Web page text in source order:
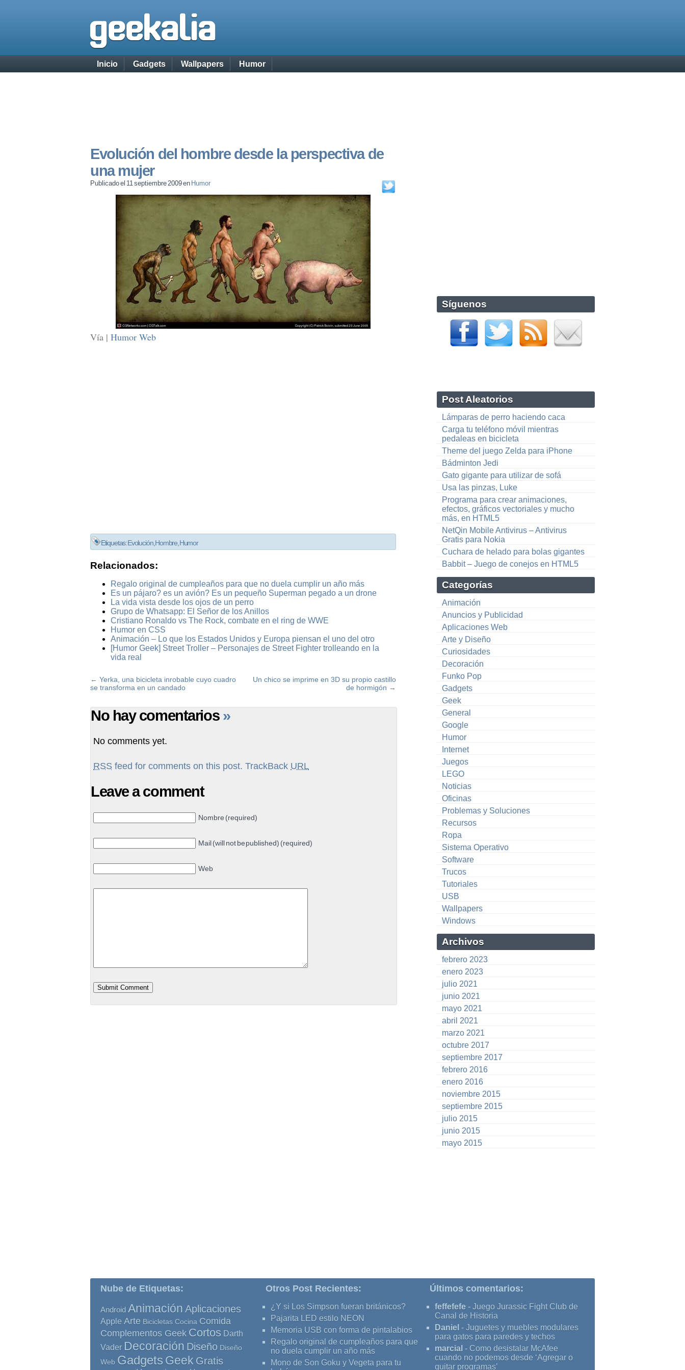
Inicio Gadgets Wallpapers Humor
Evolución del hombre desde la perspectiva de
una mujer
Publicado el 11 septiembre 2009 en Humor
Vía | Humor Web
Etiquetas:Evolución,Hombre,Humor
Relacionados:
Regalo original de cumpleaños para que no duela cumplir un año más
Es un pájaro? es un avión? Es un pequeño Superman pegado a un drone
La vida vista desde los ojos de un perro
Grupo de Whatsapp: El Señor de los Anillos
Cristiano Ronaldo vs The Rock, combate en el ring de WWE
Humor en CSS
Animación – Lo que los Estados Unidos y Europa piensan el uno del otro
[Humor Geek] Street Troller – Personajes de Street Fighter trolleando en la
vida real
Un chico se imprime en 3D su propio castillo
de hormigón →
← Yerka, una bicicleta inrobable cuyo cuadro
se transforma en un candado
No hay comentarios »
No comments yet.
RSS feed for comments on this post. TrackBack URL
Leave a comment
Nombre (required)
Mail (will not be published) (required)
Web
Síguenos
Post Aleatorios
Lámparas de perro haciendo caca
Carga tu teléfono móvil mientras
pedaleas en bicicleta
Theme del juego Zelda para iPhone
Bádminton Jedi
Gato gigante para utilizar de sofá
Usa las pinzas, Luke
Programa para crear animaciones,
efectos, gráficos vectoriales y mucho
más, en HTML5
NetQin Mobile Antivirus – Antivirus
Gratis para Nokia
Cuchara de helado para bolas gigantes
Babbit – Juego de conejos en HTML5
Categorías
Animación
Anuncios y Publicidad
Aplicaciones Web
Arte y Diseño
Curiosidades
Decoración
Funko Pop
Gadgets
Geek
General
Google
Humor
Internet
Juegos
LEGO
Noticias
Oficinas
Problemas y Soluciones
Recursos
Ropa
Sistema Operativo
Software
Trucos
Tutoriales
USB
Wallpapers
Windows
Archivos
febrero 2023
enero 2023
julio 2021
junio 2021
mayo 2021
abril 2021
marzo 2021
octubre 2017
septiembre 2017
febrero 2016
enero 2016
noviembre 2015
septiembre 2015
julio 2015
junio 2015
mayo 2015
Nube de Etiquetas:
Android Animación Aplicaciones
Apple Arte Bicicletas Cocina Comida
Complementos Geek Cortos Darth
Vader Decoración Diseño Diseño
Web Gadgets Geek Gratis
Otros Post Recientes:
¿Y si Los Simpson fueran británicos?
Pajarita LED estilo NEON
Memoria USB con forma de pintalabios
Regalo original de cumpleaños para que
no duela cumplir un año más
Mono de Son Goku y Vegeta para tu
Últimos comentarios:
feffefefe - Juego Jurassic Fight Club de
Canal de Historia
Daniel - Juguetes y muebles modulares
para gatos para paredes y techos
marcial - Como desistalar McAfee
cuando no podemos desde ‘Agregar o
quitar programas’